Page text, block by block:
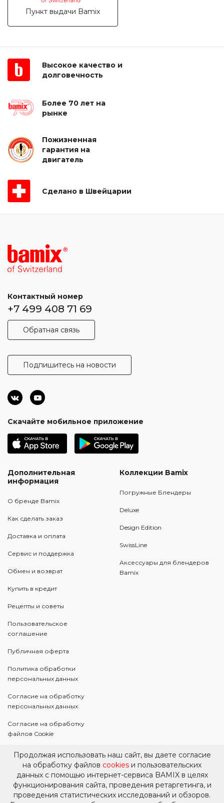
Пункт выдачи Bamix
Высокое качество и
долговечность
Более 70 лет на
рынке
Пожизненная
гарантия на
двигатель
Сделано в Швейцарии
Контактный номер
+7 499 408 71 69
Обратная связь
Дополнительная
информация
О бренде Bamix
Как сделать заказ
Доставка и оплата
Сервис и поддержка
Обмен и возврат
Купить в кредит
Рецепты и советы
Пользовательское
соглашение
Публичная оферта
Политика обработки
персональных данных
Согласие на обработку
персональных данных
Согласие на обработку
файлов Cookie
Согласие на
информационную и
рекламную рассылку
Правовое уведомление
Коллекции Bamix
Погружные Блендеры
Deluxe
Design Edition
SwissLine
Аксессуары для блендеров
Bamix
Подпишитесь на новости
Скачайте мобильное приложение
Продолжая использовать наш сайт, вы даете согласие
на обработку файлов cookies и пользовательских
данных с помощью интернет-сервиса BAMIX в целях
функционирования сайта, проведения ретаргетинга, и
проведения статистических исследований и обзоров.